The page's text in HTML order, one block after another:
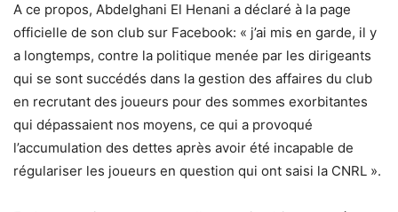
A ce propos, Abdelghani El Henani a déclaré à la page
officielle de son club sur Facebook: « j’ai mis en garde, il y
a longtemps, contre la politique menée par les dirigeants
qui se sont succédés dans la gestion des affaires du club
en recrutant des joueurs pour des sommes exorbitantes
qui dépassaient nos moyens, ce qui a provoqué
l’accumulation des dettes après avoir été incapable de
régulariser les joueurs en question qui ont saisi la CNRL ».